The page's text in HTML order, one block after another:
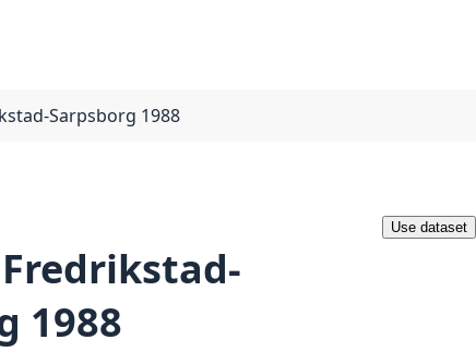
Sarpsborg 1988
1988
Use dataset